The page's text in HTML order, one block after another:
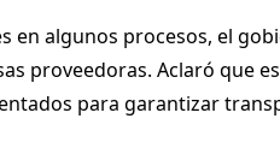
algunos procesos, el
proveedoras. Aclaró que
para garantizar